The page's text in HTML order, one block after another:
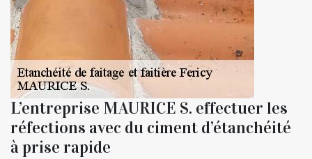
L’entreprise MAURICE S. effectuer les
réfections avec du ciment d’étanchéité
à prise rapide